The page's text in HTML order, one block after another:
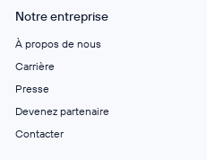
Notre entreprise
À propos de nous
Carrière
Presse
Devenez partenaire
Contacter